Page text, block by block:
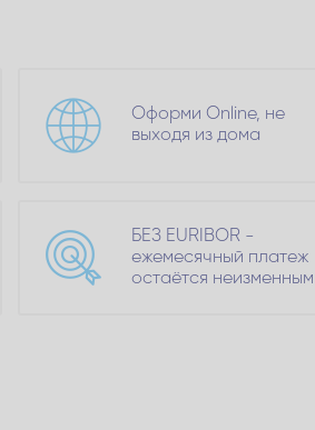
Оформи Online, не
выходя из дома
БЕЗ EURIBOR -
ежемесячный платеж
остаётся неизменным